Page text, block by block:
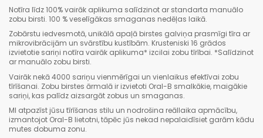
Notīra līdz 100% vairāk aplikuma salīdzinot ar standarta manuālo
zobu birsti. 100 % veselīgākas smaganas nedēļas laikā.
Zobārstu iedvesmotā, unikālā apaļā birstes galviņa prasmīgi tīra ar
mikrovibrācijām un svārstību kustībām. Krusteniski 16 grādos
izvietotie sariņi notīra vairāk aplikuma* izcilai zobu tīrībai. *Salīdzinot
ar manuālo zobu birsti.
Vairāk nekā 4000 sariņu vienmērīgai un vienlaikus efektīvai zobu
tīrīšanai. Zobu birstes ārmalā ir izvietoti Oral-B smalkākie, maigākie
sariņi, kas palīdz aizsargāt zobus un smaganas.
MI atpazīst jūsu tīrīšanas stilu un nodrošina reāllaika apmācību,
izmantojot Oral-B lietotni, tāpēc jūs nekad nepalaidīsiet garām kādu
mutes dobuma zonu.